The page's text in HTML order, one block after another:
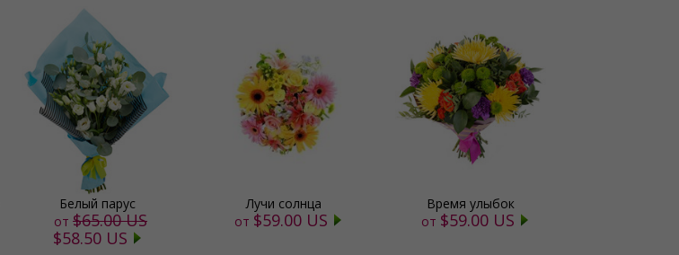
Белый парус
от $65.00 US
$58.50 US
Лучи солнца
от $59.00 US
Время улыбок
от $59.00 US